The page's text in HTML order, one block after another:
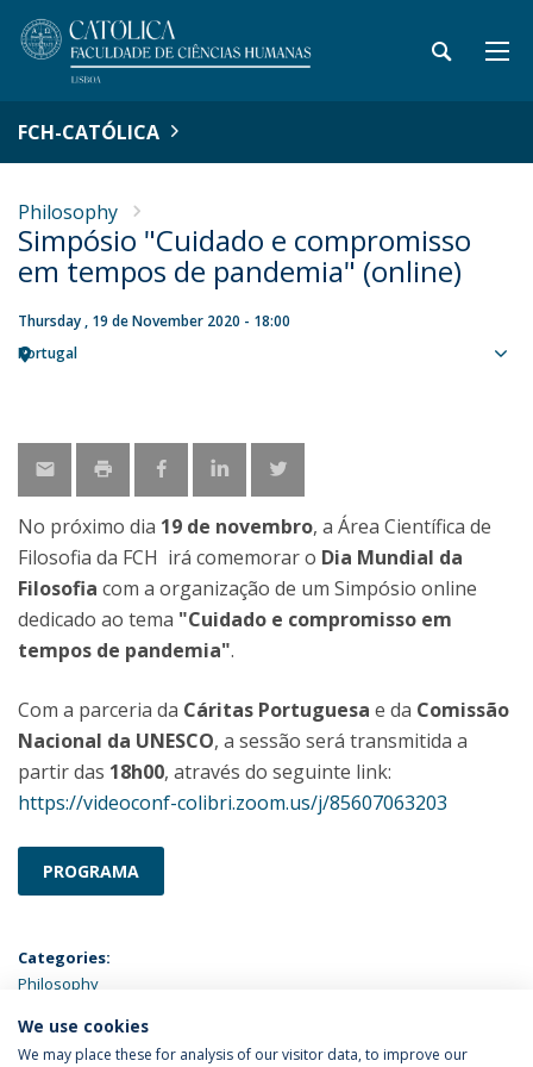
FCH-CATÓLICA
Philosophy
Simpósio "Cuidado e compromisso
em tempos de pandemia" (online)
Thursday , 19 de November 2020 - 18:00
Portugal
No próximo dia 19 de novembro, a Área Científica de
Filosofia da FCH irá comemorar o Dia Mundial da
Filosofia com a organização de um Simpósio online
dedicado ao tema "Cuidado e compromisso em
tempos de pandemia".
Com a parceria da Cáritas Portuguesa e da Comissão
Nacional da UNESCO, a sessão será transmitida a
partir das 18h00, através do seguinte link:
https://videoconf-colibri.zoom.us/j/85607063203
PROGRAMA
Categories:
Philosophy
LATEST NEWS
We use cookies
We may place these for analysis of our visitor data, to improve our